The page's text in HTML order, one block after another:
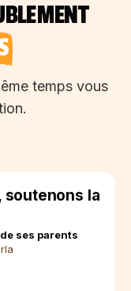
temps vous
soutenons la
ses parents